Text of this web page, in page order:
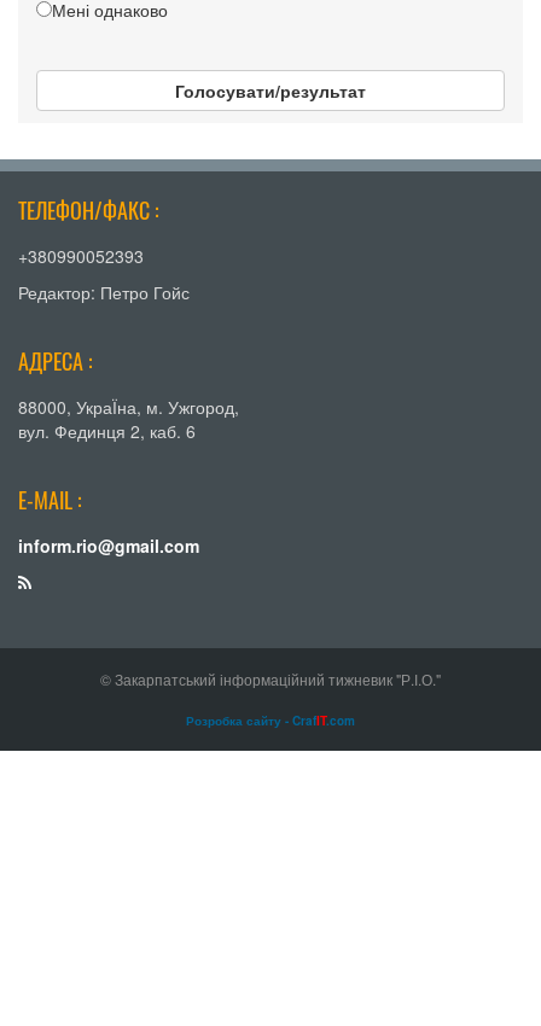
Мені однаково
Голосувати/результат
ТЕЛЕФОН/ФАКС :
+380990052393
Редактор: Петро Гойс
АДРЕСА :
88000, УкраЇна, м. Ужгород,
вул. Фединця 2, каб. 6
E-MAIL :
inform.rio@gmail.com
© Закарпатський інформаційний тижневик "Р.І.О."
Розробка сайту - CrafIT.com